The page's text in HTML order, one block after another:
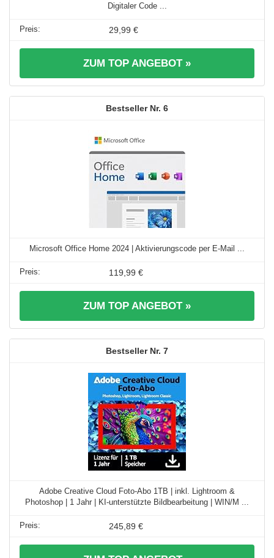
Digitaler Code ...
29,99 €
ZUM TOP ANGEBOT »
6
Microsoft Office Home 2024 | Aktivierungscode per E-Mail ...
119,99 €
ZUM TOP ANGEBOT »
7
Adobe Creative Cloud Foto-Abo 1TB | inkl. Lightroom &
Photoshop | 1 Jahr | KI-unterstützte Bildbearbeitung | WIN/M ...
245,89 €